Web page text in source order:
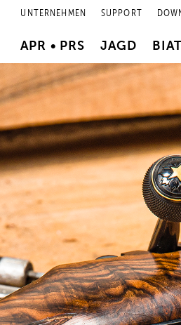
UNTERNEHMEN SUPPORT
APR • PRS JAGD